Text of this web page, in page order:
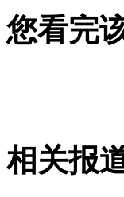
您看完
相关报